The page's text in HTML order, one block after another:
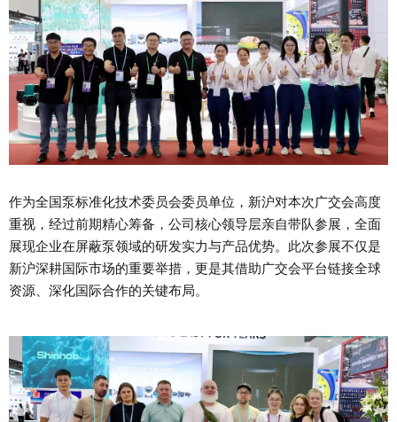
作为全国泵标准化技术委员会委员单位，新沪对本次广交会高度
重视，经过前期精心筹备，公司核心领导层亲自带队参展，全面
展现企业在屏蔽泵领域的研发实力与产品优势。此次参展不仅是
新沪深耕国际市场的重要举措，更是其借助广交会平台链接全球
资源、深化国际合作的关键布局。